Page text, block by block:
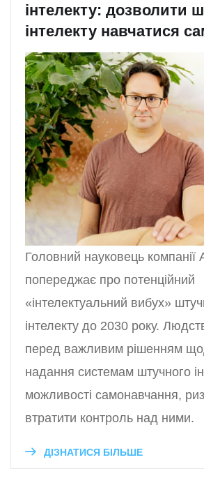
інтелекту: дозволити
інтелекту навчатися
Головний науковець компанії
попереджає про потенційний
«інтелектуальний вибух»
інтелекту до 2030 року.
перед важливим рішенням
надання системам штучного
можливості самонавчання,
втратити контроль над ними.
ДІЗНАТИСЯ БІЛЬШЕ